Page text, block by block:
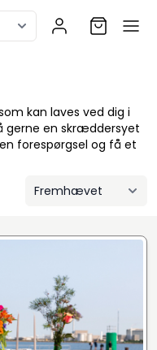
kan laves ved dig i
gerne en skræddersyet
forespørgsel og få et